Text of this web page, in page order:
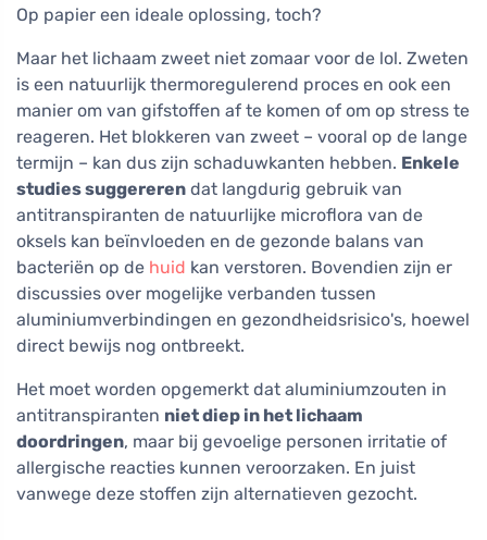
Op papier een ideale oplossing, toch?
Maar het lichaam zweet niet zomaar voor de lol. Zweten
is een natuurlijk thermoregulerend proces en ook een
manier om van gifstoffen af te komen of om op stress te
reageren. Het blokkeren van zweet – vooral op de lange
termijn – kan dus zijn schaduwkanten hebben. Enkele
studies suggereren dat langdurig gebruik van
antitranspiranten de natuurlijke microflora van de
oksels kan beïnvloeden en de gezonde balans van
bacteriën op de huid kan verstoren. Bovendien zijn er
discussies over mogelijke verbanden tussen
aluminiumverbindingen en gezondheidsrisico's, hoewel
direct bewijs nog ontbreekt.
Het moet worden opgemerkt dat aluminiumzouten in
antitranspiranten niet diep in het lichaam
doordringen, maar bij gevoelige personen irritatie of
allergische reacties kunnen veroorzaken. En juist
vanwege deze stoffen zijn alternatieven gezocht.